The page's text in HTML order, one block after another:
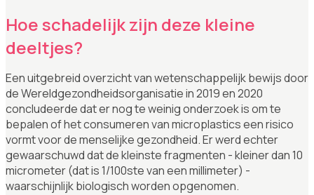
Hoe schadelijk zijn deze kleine
deeltjes?
Een uitgebreid overzicht van wetenschappelijk bewijs door
de Wereldgezondheidsorganisatie in 2019 en 2020
concludeerde dat er nog te weinig onderzoek is om te
bepalen of het consumeren van microplastics een risico
vormt voor de menselijke gezondheid. Er werd echter
gewaarschuwd dat de kleinste fragmenten - kleiner dan 10
micrometer (dat is 1/100ste van een millimeter) -
waarschijnlijk biologisch worden opgenomen.